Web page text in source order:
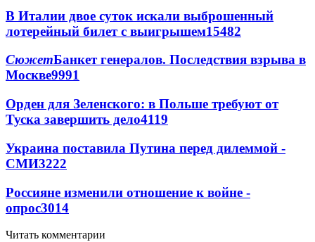
В Италии двое суток искали выброшенный
лотерейный билет с выигрышем15482
СюжетБанкет генералов. Последствия взрыва в
Москве9991
Орден для Зеленского: в Польше требуют от
Туска завершить дело4119
Украина поставила Путина перед дилеммой -
СМИ3222
Россияне изменили отношение к войне -
опрос3014
Читать комментарии